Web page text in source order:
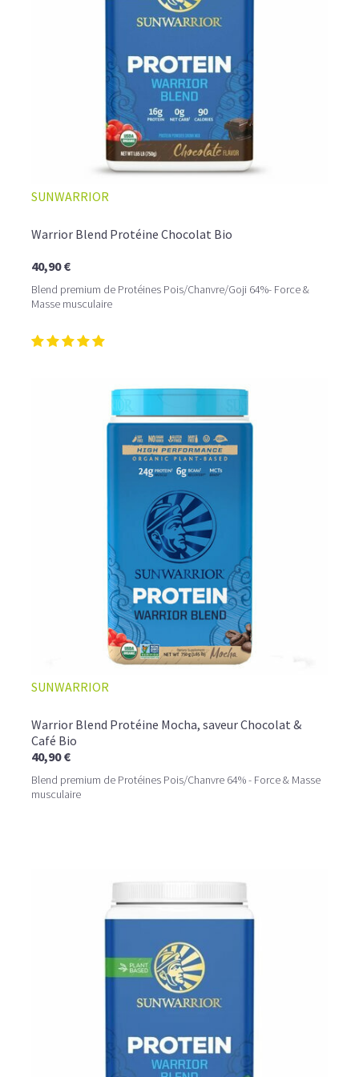
☕ LATTE MACCHIATO GLACÉ
L’ÉQUILIBRE PARFAIT ENTRE DOUCEUR ET INTENSITÉ
Un café riche avec un soupçon de caramel pour un
moment de pure détente… ou de concentration avant le
Une énergie immédiate et stable, sans pic de glycémie,
qui vous accompagne toute la matinée et un allié parfait
après l’entraînement.
Pour ceux qui veulent retrouver le plaisir d’un vrai café
glacé, sans se sentir lourd ni affamé.
Latte Macchiato Glacé Protéiné
🍯 CAFÉ FRAPPÉ AU CARAMEL PROTÉINÉ
LE PLAISIR D’UN DESSERT GLACÉ, SANS LE SUCRE EN
SUNWARRIOR
Warrior Blend Protéine Chocolat Bio
40,90 €
Blend premium de Protéines Pois/Chanvre/Goji 64%- Force &
Masse musculaire
SUNWARRIOR
Warrior Blend Protéine Mocha, saveur Chocolat &
Café Bio
40,90 €
Blend premium de Protéines Pois/Chanvre 64% - Force & Masse
musculaire